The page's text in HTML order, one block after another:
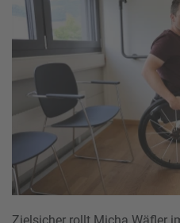
Zielsicher rollt Micha Wäfler